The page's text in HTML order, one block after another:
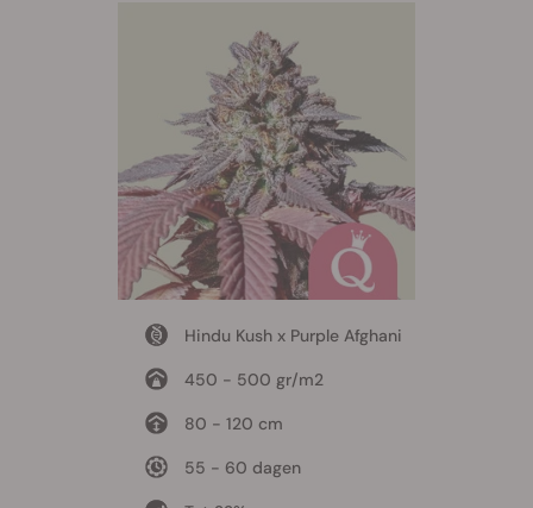
Hindu Kush x Purple Afghani
450 - 500 gr/m2
80 - 120 cm
55 - 60 dagen